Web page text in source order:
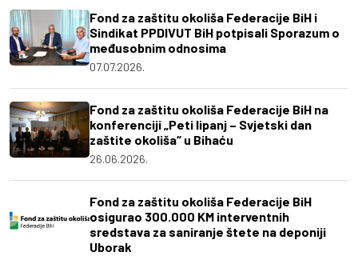
Fond za zaštitu okoliša Federacije BiH i
Sindikat PPDIVUT BiH potpisali Sporazum o
međusobnim odnosima
07.07.2026.
Fond za zaštitu okoliša Federacije BiH na
konferenciji „Peti lipanj – Svjetski dan
zaštite okoliša“ u Bihaću
26.06.2026.
Fond za zaštitu okoliša Federacije BiH
osigurao 300.000 KM interventnih
sredstava za saniranje štete na deponiji
Uborak